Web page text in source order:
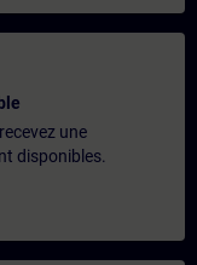
une
disponibles.